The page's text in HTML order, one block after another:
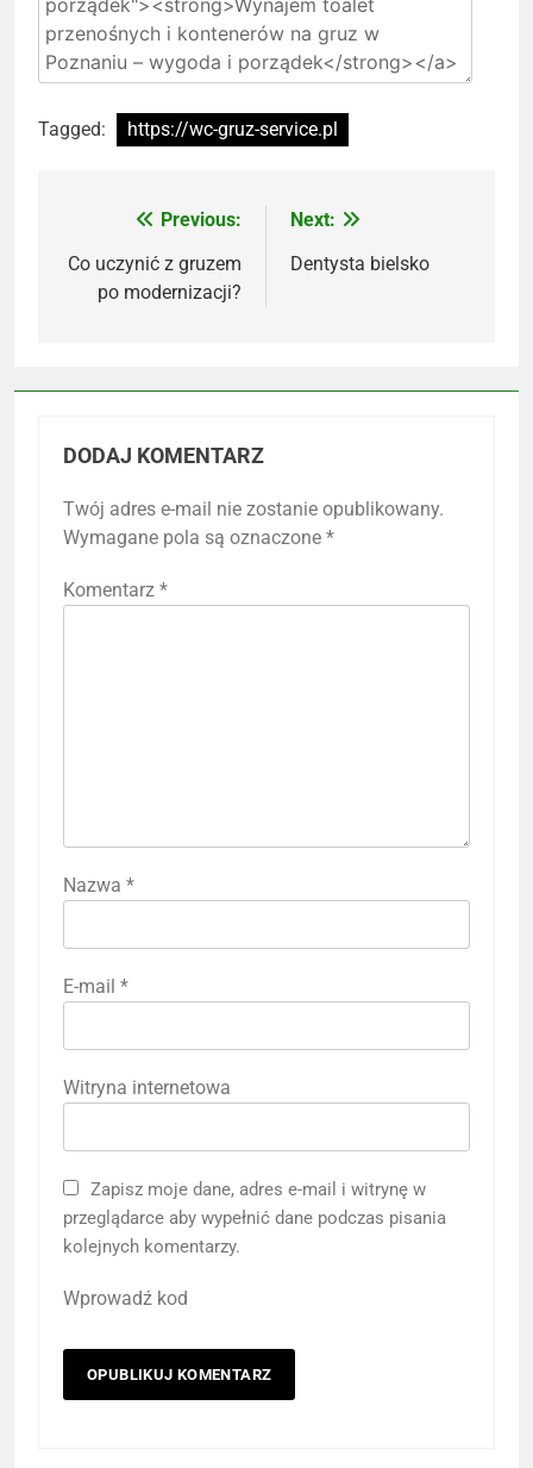
Tagged: https://wc-gruz-service.pl
Nawigacja
wpisu
Previous:
Co uczynić z gruzem
po modernizacji?
Next:
Dentysta bielsko
DODAJ KOMENTARZ
Twój adres e-mail nie zostanie opublikowany.
Wymagane pola są oznaczone *
Komentarz *
Nazwa *
E-mail *
Witryna internetowa
Zapisz moje dane, adres e-mail i witrynę w
przeglądarce aby wypełnić dane podczas pisania
kolejnych komentarzy.
Wprowadź kod